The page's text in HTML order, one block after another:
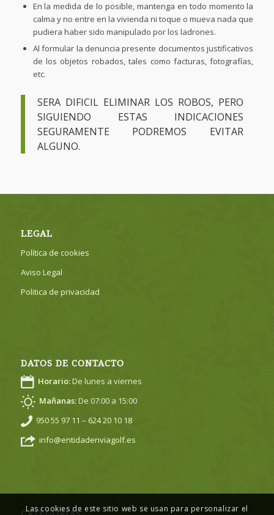
En la medida de lo posible, mantenga en todo momento la
calma y no entre en la vivienda ni toque o mueva nada que
pudiera haber sido manipulado por los ladrones.
Al formular la denuncia presente documentos justificativos
de los objetos robados, tales como facturas, fotografías,
etc.
SERA DIFICIL ELIMINAR LOS ROBOS, PERO
SIGUIENDO ESTAS INDICACIONES
SEGURAMENTE PODREMOS EVITAR
ALGUNO.
LEGAL
Política de cookies
Aviso Legal
Politica de privacidad
DATOS DE CONTACTO
Horario:De lunes a viernes
Mañanas:De 07:00 a 15:00
950 55 97 11 – 624 20 10 18
info@entidadenviagolf.es
Las cookies de este sitio web se usan para personalizar el